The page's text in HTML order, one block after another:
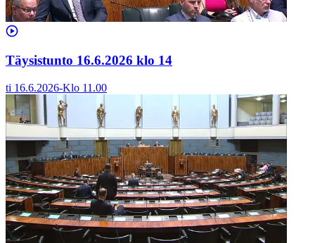
Täysistunto 16.6.2026 klo 14
ti 16.6.2026-Klo 11.00